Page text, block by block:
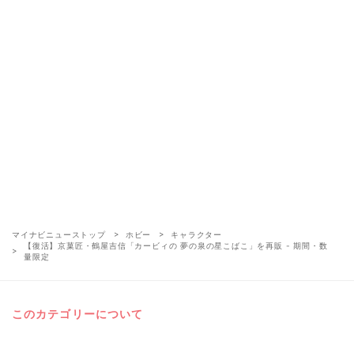
マイナビニューストップ ホビー
キャラクター
【復活】京菓匠・鶴屋吉信「カービィの 夢の泉の星こばこ」を再販 - 期間・数
量限定
このカテゴリーについて